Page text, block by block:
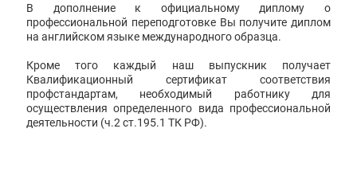
В дополнение к официальному диплому о
профессиональной переподготовке Вы получите диплом
на английском языке международного образца.
Кроме того каждый наш выпускник получает
Квалификационный сертификат соответствия
профстандартам, необходимый работнику для
осуществления определенного вида профессиональной
деятельности (ч.2 ст.195.1 ТК РФ).